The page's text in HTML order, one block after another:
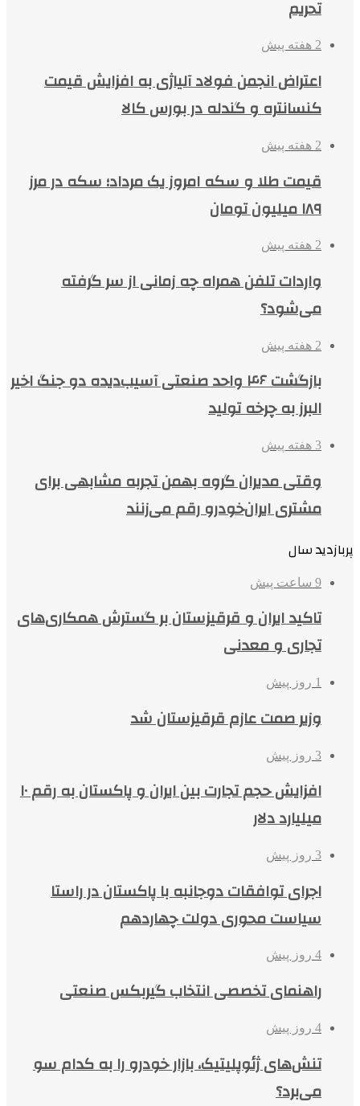
تحریم
2 هفته پیش
اعتراض انجمن فولاد آلیاژی به افزایش قیمت
کنسانتره و گندله در بورس کالا
2 هفته پیش
قیمت طلا و سکه امروز یک مرداد؛ سکه در مرز
۱۸۹ میلیون تومان
2 هفته پیش
واردات تلفن همراه چه زمانی از سر گرفته
می‌شود؟
2 هفته پیش
بازگشت ۴۶ واحد صنعتی آسیب‌دیده دو جنگ اخیر
البرز به چرخه تولید
3 هفته پیش
وقتی مدیران گروه بهمن تجربه مشابهی برای
مشتری ایران‌خودرو رقم می‌زنند
پربازدید سال
9 ساعت پیش
تاکید ایران و قرقیزستان بر گسترش همکاری‌های
تجاری و معدنی
1 روز پیش
وزیر صمت عازم قرقیزستان شد
3 روز پیش
افزایش حجم تجارت بین ایران و پاکستان به رقم ۱۰
میلیارد دلار
3 روز پیش
اجرای توافقات دوجانبه با پاکستان در راستا
سیاست محوری دولت چهاردهم
4 روز پیش
راهنمای تخصصی انتخاب گیربکس صنعتی
4 روز پیش
تنش‌های ژئوپلیتیک، بازار خودرو را به کدام سو
می‌برد؟